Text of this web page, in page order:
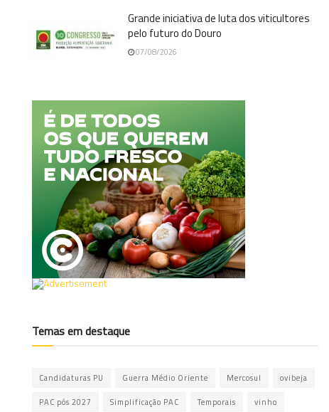
Grande iniciativa de luta dos viticultores
pelo futuro do Douro
07/08/2026
Temas em destaque
Candidaturas PU Guerra Médio Oriente Mercosul ovibeja
PAC pós 2027 Simplificação PAC Temporais vinho